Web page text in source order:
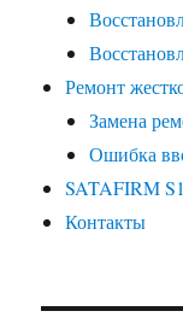
Ремонт
Замена
Ошибка
SATAFIRM
Контакты